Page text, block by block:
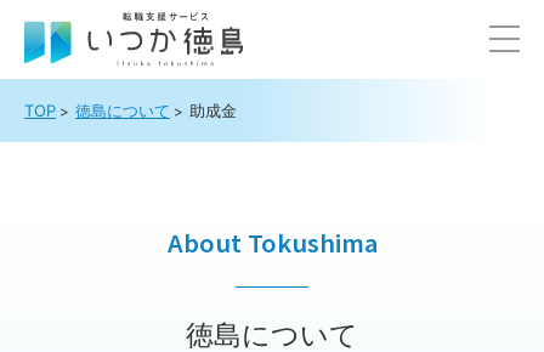
TOP 徳島について 助成金
About Tokushima
徳島について